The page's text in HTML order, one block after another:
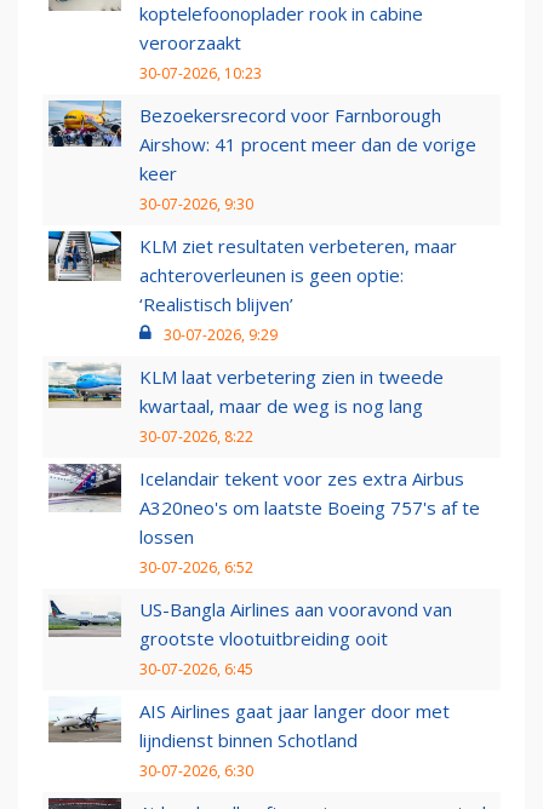
koptelefoonoplader rook in cabine
veroorzaakt
30-07-2026, 10:23
Bezoekersrecord voor Farnborough
Airshow: 41 procent meer dan de vorige
keer
30-07-2026, 9:30
KLM ziet resultaten verbeteren, maar
achteroverleunen is geen optie:
‘Realistisch blijven’
30-07-2026, 9:29
KLM laat verbetering zien in tweede
kwartaal, maar de weg is nog lang
30-07-2026, 8:22
Icelandair tekent voor zes extra Airbus
A320neo's om laatste Boeing 757's af te
lossen
30-07-2026, 6:52
US-Bangla Airlines aan vooravond van
grootste vlootuitbreiding ooit
30-07-2026, 6:45
AIS Airlines gaat jaar langer door met
lijndienst binnen Schotland
30-07-2026, 6:30